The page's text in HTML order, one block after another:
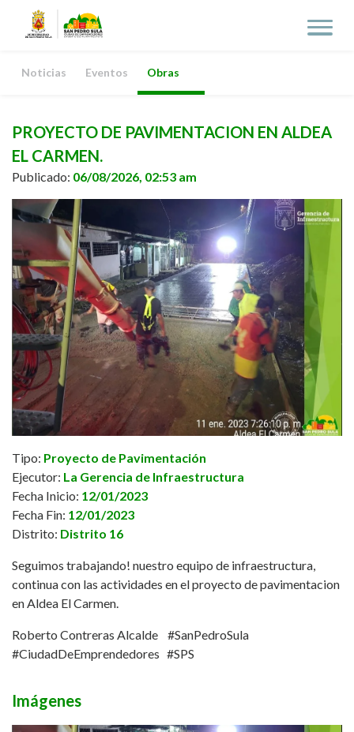
Noticias Eventos Obras
PROYECTO DE PAVIMENTACION EN ALDEA
EL CARMEN.
Publicado: 06/08/2026, 02:53 am
Tipo: Proyecto de Pavimentación
Ejecutor: La Gerencia de Infraestructura
Fecha Inicio: 12/01/2023
Fecha Fin: 12/01/2023
Distrito: Distrito 16
Seguimos trabajando! nuestro equipo de infraestructura,
continua con las actividades en el proyecto de pavimentacion
en Aldea El Carmen.
Roberto Contreras Alcalde #SanPedroSula
#CiudadDeEmprendedores #SPS
Imágenes